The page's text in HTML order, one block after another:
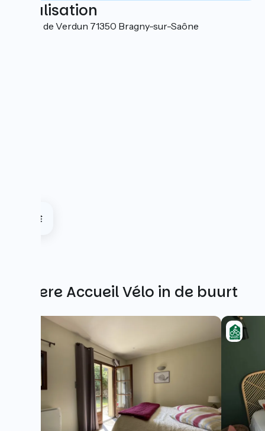
Localisation
6 route de Verdun 71350 Bragny-sur-Saône
Andere Accueil Vélo in de buurt